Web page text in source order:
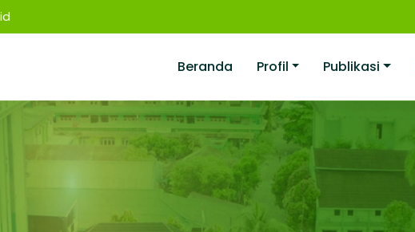
Beranda Profil Publikasi